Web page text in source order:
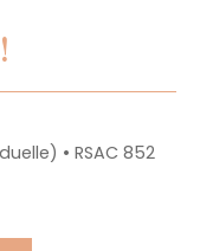
• RSAC 852